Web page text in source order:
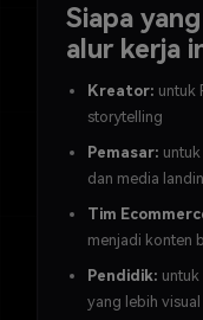
Siapa
alur kerja
Kreator: untuk
storytelling
Pemasar:
dan media
Tim
menjadi konten
Pendidik: untuk
yang lebih visual